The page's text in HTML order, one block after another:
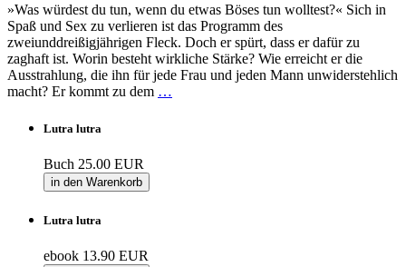
»Was würdest du tun, wenn du etwas Böses tun wolltest?« Sich in
Spaß und Sex zu verlieren ist das Programm des
zweiunddreißigjährigen Fleck. Doch er spürt, dass er dafür zu
zaghaft ist. Worin besteht wirkliche Stärke? Wie erreicht er die
Ausstrahlung, die ihn für jede Frau und jeden Mann unwiderstehlich
macht? Er kommt zu dem …
Lutra lutra
Buch 25.00 EUR
in den Warenkorb
Lutra lutra
ebook 13.90 EUR